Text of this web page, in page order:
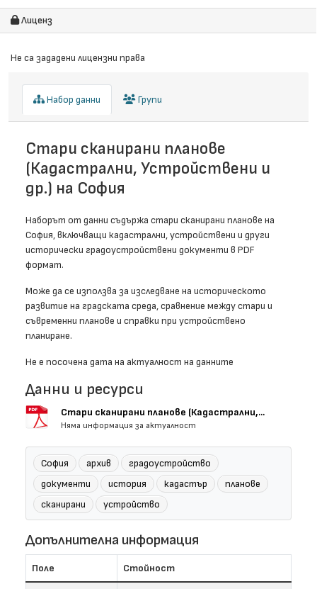
Лиценз
Не са зададени лицензни права
Набор данни Групи
Стари сканирани планове
(Кадастрални, Устройствени и
др.) на София
Наборът от данни съдържа стари сканирани планове на
София, включващи кадастрални, устройствени и други
исторически градоустройствени документи в PDF
формат.
Може да се използва за изследване на историческото
развитие на градската среда, сравнение между стари и
съвременни планове и справки при устройствено
планиране.
Не е посочена дата на актуалност на данните
Данни и ресурси
Стари сканирани планове (Кадастрални,...
Няма информация за актуалност
София архив
градоустройство
документи
история кадастър
планове
сканирани
устройство
Допълнителна информация
Поле Стойност